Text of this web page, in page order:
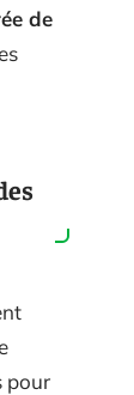
de
pour